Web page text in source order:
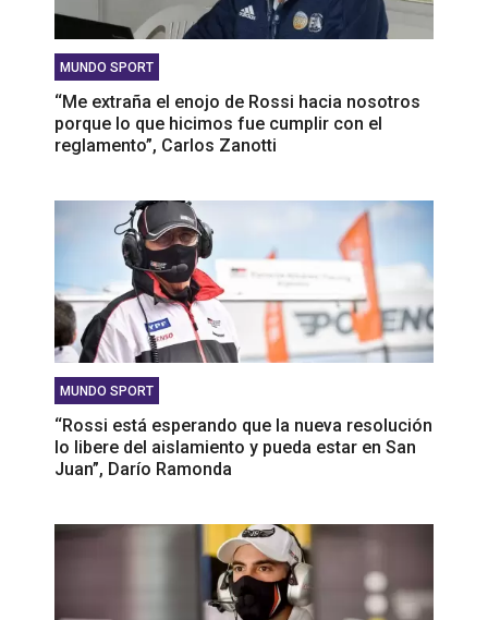
MUNDO SPORT
‘‘Me extraña el enojo de Rossi hacia nosotros
porque lo que hicimos fue cumplir con el
reglamento”, Carlos Zanotti
MUNDO SPORT
‘‘Rossi está esperando que la nueva resolución
lo libere del aislamiento y pueda estar en San
Juan”, Darío Ramonda